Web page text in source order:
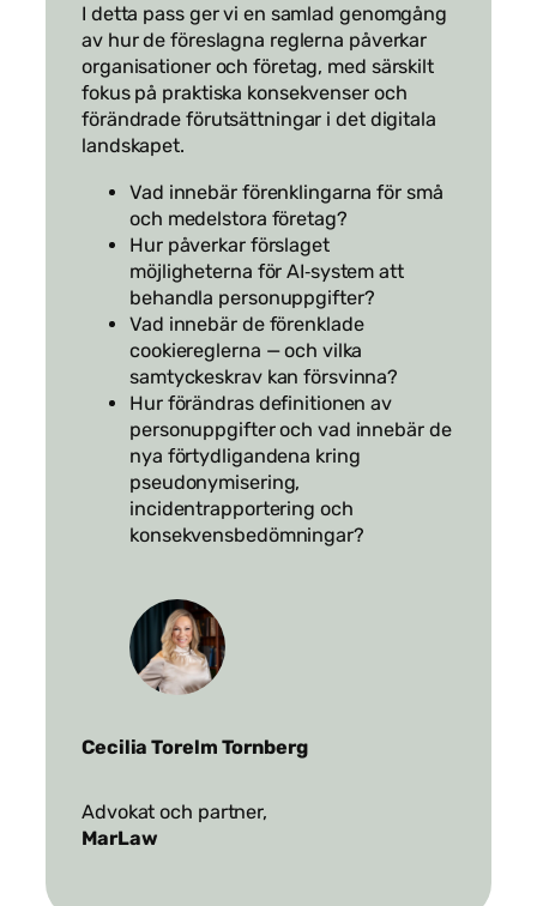
I detta pass ger vi en samlad genomgång
av hur de föreslagna reglerna påverkar
organisationer och företag, med särskilt
fokus på praktiska konsekvenser och
förändrade förutsättningar i det digitala
landskapet.
Vad innebär förenklingarna för små
och medelstora företag?
Hur påverkar förslaget
möjligheterna för AI‑system att
behandla personuppgifter?
Vad innebär de förenklade
cookiereglerna — och vilka
samtyckeskrav kan försvinna?
Hur förändras definitionen av
personuppgifter och vad innebär de
nya förtydligandena kring
pseudonymisering,
incidentrapportering och
konsekvensbedömningar?
Cecilia Torelm Tornberg
Advokat och partner,
MarLaw